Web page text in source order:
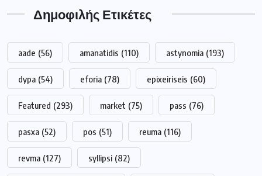
Δημοφιλής Ετικέτες
aade (56) amanatidis (110) astynomia (193)
dypa (54) eforia (78) epixeiriseis (60)
Featured (293) market (75) pass (76)
pasxa (52) pos (51) reuma (116)
revma (127) syllipsi (82)